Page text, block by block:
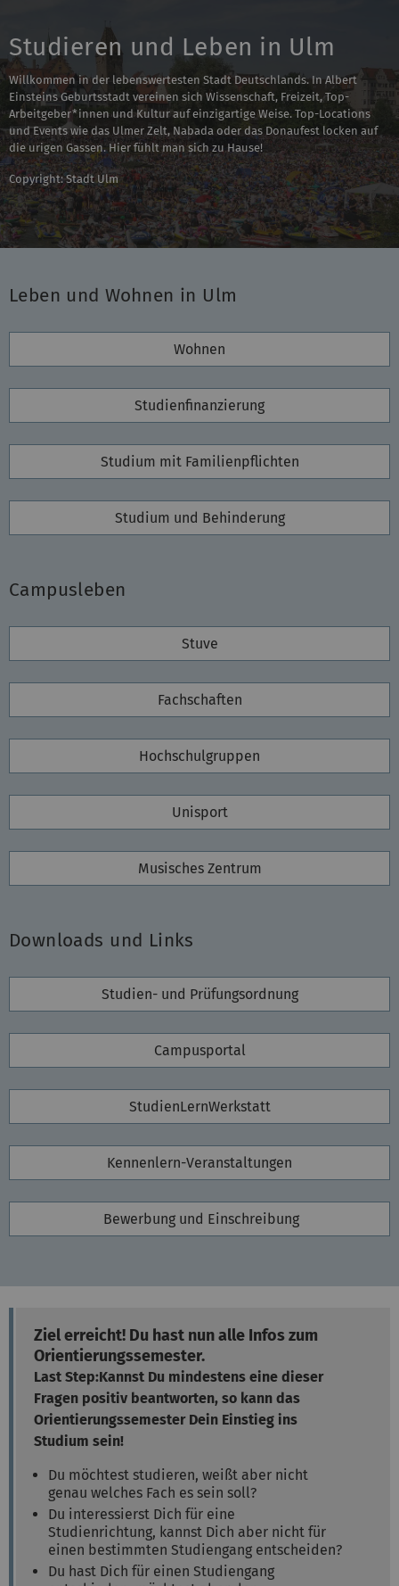
Studieren und Leben in Ulm
Willkommen in der lebenswertesten Stadt Deutschlands. In Albert
Einsteins Geburtsstadt vereinen sich Wissenschaft, Freizeit, Top-
Arbeitgeber*innen und Kultur auf einzigartige Weise. Top-Locations
und Events wie das Ulmer Zelt, Nabada oder das Donaufest locken auf
die urigen Gassen. Hier fühlt man sich zu Hause!
Copyright: Stadt Ulm
Leben und Wohnen in Ulm
Wohnen
Studienfinanzierung
Studium mit Familienpflichten
Studium und Behinderung
Campusleben
Stuve
Fachschaften
Hochschulgruppen
Unisport
Musisches Zentrum
Downloads und Links
Studien- und Prüfungsordnung
Campusportal
StudienLernWerkstatt
Kennenlern-Veranstaltungen
Bewerbung und Einschreibung
Ziel erreicht! Du hast nun alle Infos zum
Orientierungssemester.
Last Step:Kannst Du mindestens eine dieser
Fragen positiv beantworten, so kann das
Orientierungssemester Dein Einstieg ins
Studium sein!
Du möchtest studieren, weißt aber nicht
genau welches Fach es sein soll?
Du interessierst Dich für eine
Studienrichtung, kannst Dich aber nicht für
einen bestimmten Studiengang entscheiden?
Du hast Dich für einen Studiengang